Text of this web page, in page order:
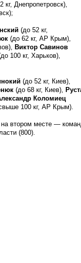
кг, Днепропетровск),
(до 52 кг,
(до 62 кг, АР Крым),
Виктор Савинов
100 кг, Харьков),
(до 52 кг, Киев),
(до 68 кг, Киев),
Коломиец
100 кг, АР Крым).
на втором месте —
(800).